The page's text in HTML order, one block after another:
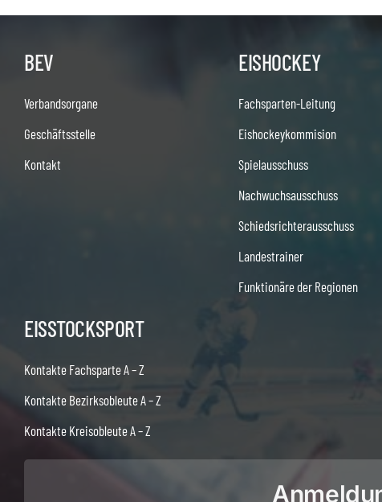
BEV
Verbandsorgane
Geschäftsstelle
Kontakt
EISHOCKEY
Fachsparten-Leitung
Eishockeykommision
Spielausschuss
Nachwuchsausschuss
Schiedsrichterausschuss
Landestrainer
Funktionäre der Regionen
EISSTOCKSPORT
Kontakte Fachsparte A – Z
Kontakte Bezirksobleute A – Z
Kontakte Kreisobleute A – Z